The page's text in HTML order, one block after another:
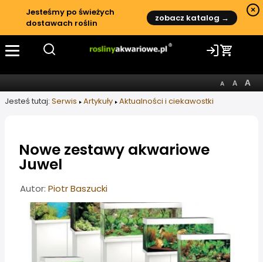
Jesteśmy po świeżych
dostawach roślin
zobacz katalog →
×
Jesteś tutaj: Serwis Artykuły Aktualności i ciekawostki
Nowe zestawy akwariowe
Juwel
Informacje o artykule
Autor: Piotr Baszucki